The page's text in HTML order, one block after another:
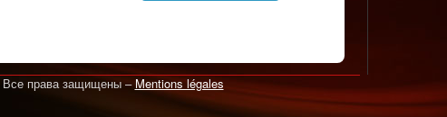
Все права защищены – Mentions légales